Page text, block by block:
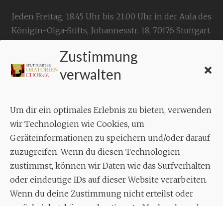
Zustimmung
verwalten
Um dir ein optimales Erlebnis zu bieten, verwenden
wir Technologien wie Cookies, um
Geräteinformationen zu speichern und/oder darauf
zuzugreifen. Wenn du diesen Technologien
zustimmst, können wir Daten wie das Surfverhalten
oder eindeutige IDs auf dieser Website verarbeiten.
Wenn du deine Zustimmung nicht erteilst oder
Jeden Freitag, 18.45 Uhr bis 21.00 Uhr in der Aula des
Königin-Olga-Stifts, Johannesstr. 18, 70176 Stuttgart.
KONTAKT
Geschäftsstelle:
Aixheimer Str. 18
70619 Stuttgart
MUSIK
Musikalischer Leiter:
Enrico Trummer